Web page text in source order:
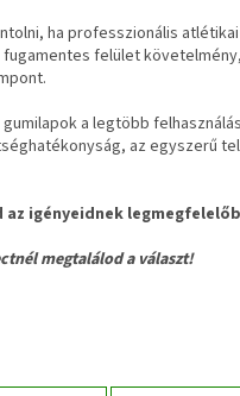
ha professzionális
felület
a legtöbb
az egyszerű
az igényeidnek
megtalálod a választ!